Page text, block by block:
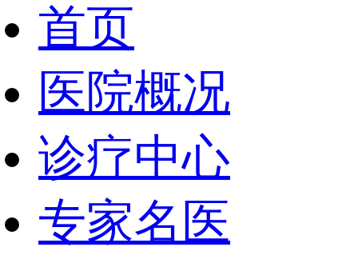
首页
医院概况
诊疗中心
专家名医